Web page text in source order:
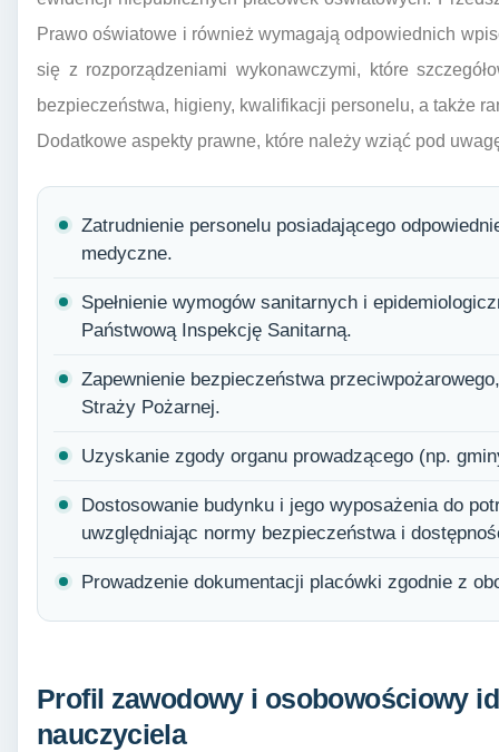
Prawo oświatowe i również wymagają odpowiednich
się z rozporządzeniami wykonawczymi, które
bezpieczeństwa, higieny, kwalifikacji personelu, a także
Dodatkowe aspekty prawne, które należy wziąć pod
Zatrudnienie personelu posiadającego
medyczne.
Spełnienie wymogów sanitarnych i
Państwową Inspekcję Sanitarną.
Zapewnienie bezpieczeństwa
Straży Pożarnej.
Uzyskanie zgody organu prowadzącego (np.
Dostosowanie budynku i jego wyposażenia do
uwzględniając normy bezpieczeństwa i
Prowadzenie dokumentacji placówki zgodnie z
Profil zawodowy i osobowościowy
nauczyciela